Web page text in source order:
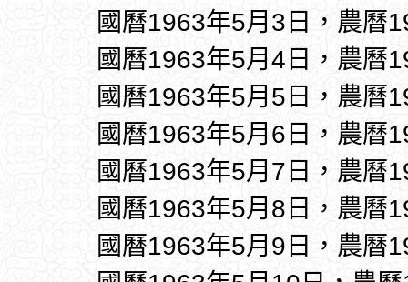
國曆1963年5月3日，農曆
國曆1963年5月4日，農曆
國曆1963年5月5日，農曆
國曆1963年5月6日，農曆
國曆1963年5月7日，農曆
國曆1963年5月8日，農曆
國曆1963年5月9日，農曆